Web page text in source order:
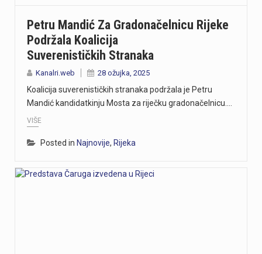
Petru Mandić Za Gradonačelnicu Rijeke
Podržala Koalicija
Suverenističkih Stranaka
Kanalri.web 28 ožujka, 2025
Koalicija suverenističkih stranaka podržala je Petru
Mandić kandidatkinju Mosta za riječku gradonačelnicu.…
VIŠE
Posted in Najnovije, Rijeka